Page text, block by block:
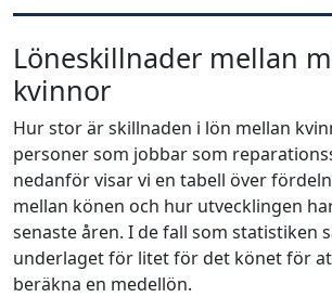
Löneskillnader mellan
kvinnor
Hur stor är skillnaden i lön mellan
personer som jobbar som
nedanför visar vi en tabell över
mellan könen och hur utvecklingen
senaste åren. I de fall som statistiken
underlaget för litet för det könet för
beräkna en medellön.